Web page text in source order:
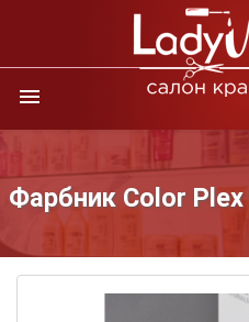
Фарбник Color Plex